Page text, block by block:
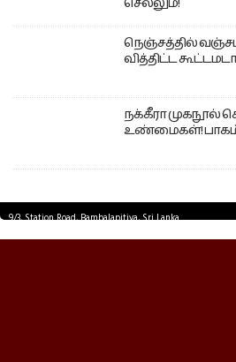
செல்லும்!
நெஞ்சத்தில்
வித்திட்ட
நக்கீரா முகநூல்
உண்மைகள்! பாகம்
9/3, Station Road, Bambalapitiya, Sri Lanka.